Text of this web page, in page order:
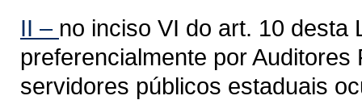
II – no inciso VI do art. 10 desta
preferencialmente por
servidores públicos estaduais